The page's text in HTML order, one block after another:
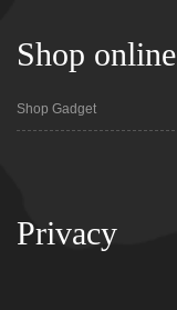
Shop online
Shop Gadget
Privacy